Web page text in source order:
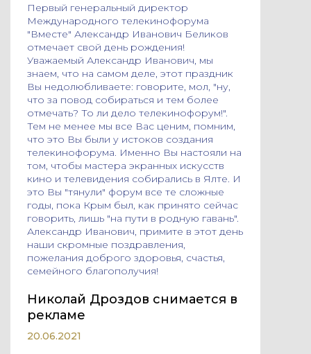
Первый генеральный директор
Международного телекинофорума
"Вместе" Александр Иванович Беликов
отмечает свой день рождения!
Уважаемый Александр Иванович, мы
знаем, что на самом деле, этот праздник
Вы недолюбливаете: говорите, мол, "ну,
что за повод собираться и тем более
отмечать? То ли дело телекинофорум!".
Тем не менее мы все Вас ценим, помним,
что это Вы были у истоков создания
телекинофорума. Именно Вы настояли на
том, чтобы мастера экранных искусств
кино и телевидения собирались в Ялте. И
это Вы "тянули" форум все те сложные
годы, пока Крым был, как принято сейчас
говорить, лишь "на пути в родную гавань".
Александр Иванович, примите в этот день
наши скромные поздравления,
пожелания доброго здоровья, счастья,
семейного благополучия!
Николай Дроздов снимается в
рекламе
20.06.2021